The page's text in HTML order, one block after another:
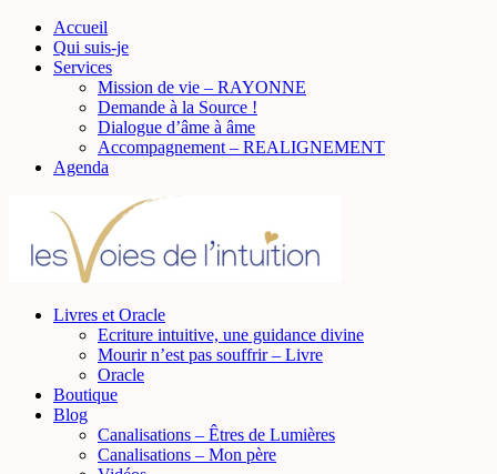
Accueil
Qui suis-je
Services
Mission de vie – RAYONNE
Demande à la Source !
Dialogue d’âme à âme
Accompagnement – REALIGNEMENT
Agenda
Livres et Oracle
Ecriture intuitive, une guidance divine
Mourir n’est pas souffrir – Livre
Oracle
Boutique
Blog
Canalisations – Êtres de Lumières
Canalisations – Mon père